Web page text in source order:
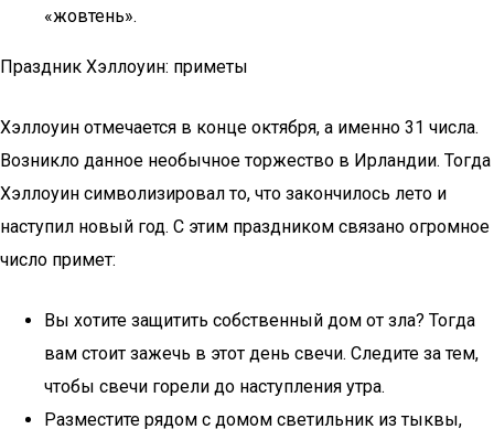
«жовтень».
Праздник Хэллоуин: приметы
Хэллоуин отмечается в конце октября, а именно 31 числа.
Возникло данное необычное торжество в Ирландии. Тогда
Хэллоуин символизировал то, что закончилось лето и
наступил новый год. С этим праздником связано огромное
число примет:
Вы хотите защитить собственный дом от зла? Тогда
вам стоит зажечь в этот день свечи. Следите за тем,
чтобы свечи горели до наступления утра.
Разместите рядом с домом светильник из тыквы,